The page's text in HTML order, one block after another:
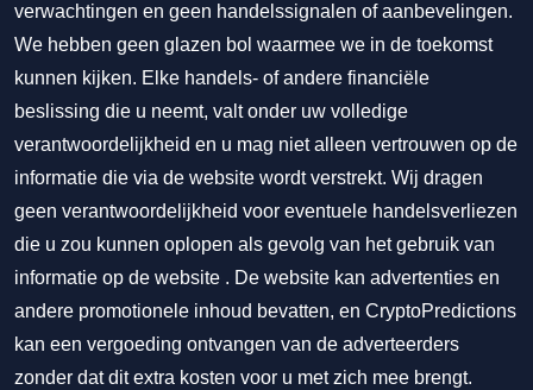
verwachtingen en geen handelssignalen of aanbevelingen.
We hebben geen glazen bol waarmee we in de toekomst
kunnen kijken. Elke handels- of andere financiële
beslissing die u neemt, valt onder uw volledige
verantwoordelijkheid en u mag niet alleen vertrouwen op de
informatie die via de website wordt verstrekt. Wij dragen
geen verantwoordelijkheid voor eventuele handelsverliezen
die u zou kunnen oplopen als gevolg van het gebruik van
informatie op de website . De website kan advertenties en
andere promotionele inhoud bevatten, en CryptoPredictions
kan een vergoeding ontvangen van de adverteerders
zonder dat dit extra kosten voor u met zich mee brengt.